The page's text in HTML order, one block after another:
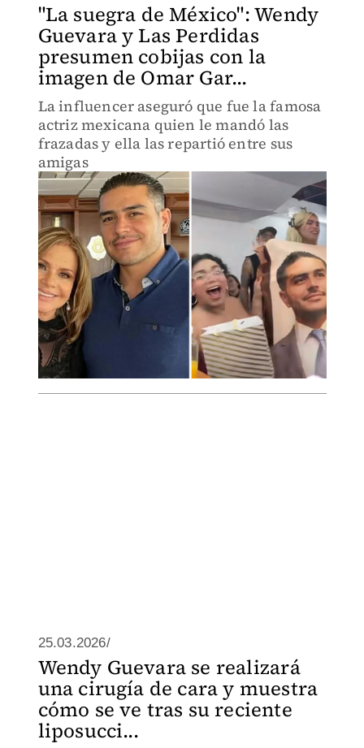
"La suegra de México": Wendy
Guevara y Las Perdidas
presumen cobijas con la
imagen de Omar Gar...
La influencer aseguró que fue la famosa
actriz mexicana quien le mandó las
frazadas y ella las repartió entre sus
amigas
25.03.2026/
Wendy Guevara se realizará
una cirugía de cara y muestra
cómo se ve tras su reciente
liposucci...